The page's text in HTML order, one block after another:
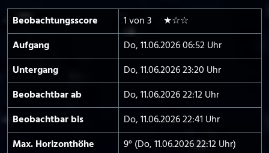
Beobachtungs­score
1 von 3 ★☆☆
Aufgang
Do, 11.06.2026 06:52 Uhr
Untergang
Do, 11.06.2026 23:20 Uhr
Beobachtbar ab
Do, 11.06.2026 22:12 Uhr
Beobachtbar bis
Do, 11.06.2026 22:41 Uhr
Max. Horizont­höhe
9° (Do, 11.06.2026 22:12 Uhr)